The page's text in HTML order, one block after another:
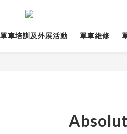
單車培訓及外展活動 單車維修